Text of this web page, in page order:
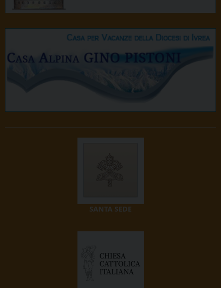
SANTA SEDE